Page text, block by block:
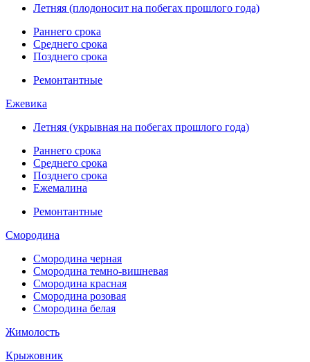
Летняя (плодоносит на побегах прошлого года)
Раннего срока
Среднего срока
Позднего срока
Ремонтантные
Ежевика
Летняя (укрывная на побегах прошлого года)
Раннего срока
Среднего срока
Позднего срока
Ежемалина
Ремонтантные
Смородина
Смородина черная
Смородина темно-вишневая
Смородина красная
Смородина розовая
Смородина белая
Жимолость
Крыжовник